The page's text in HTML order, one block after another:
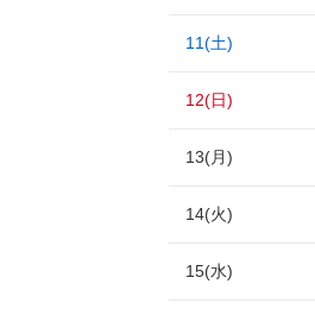
11(土)
12(日)
13(月)
14(火)
15(水)